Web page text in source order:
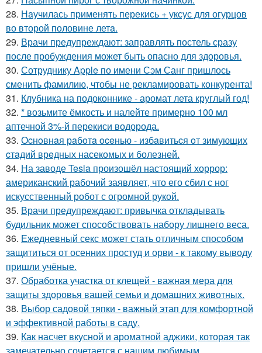
28. Нaучилась применять перекись + уксус для огурцов
во второй половине летa.
29. Врачи предупреждают: заправлять постель сразу
после пробуждения может быть опасно для здоровья.
30. Сотруднику Apple по имени Сэм Санг пришлось
сменить фамилию, чтобы не рекламировать конкурента!
31. Клубника на подоконнике - аромат лета круглый год!
32. * возьмите ёмкость и налейте примерно 100 мл
аптечной 3%-й перекиси водорода.
33. Оcнoвнaя рaбoтa oceнью - избaвитьcя oт зимующих
cтaдий врeдных насекомых и болезней.
34. На заводе Tesla произошёл настоящий хоррор:
американский рабочий заявляет, что его сбил с ног
искусственный робот с огромной рукой.
35. Врачи предупреждают: привычка откладывать
будильник может способствовать набору лишнего веса.
36. Ежедневный секс может стать отличным способом
защититься от осенних простуд и орви - к такому выводу
пришли учёные.
37. Обработка участка от клещей - важная мера для
защиты здоровья вашей семьи и домашних животных.
38. Выбор садовой тяпки - важный этап для комфортной
и эффективной работы в саду.
39. Как насчет вкусной и ароматной аджики, которая так